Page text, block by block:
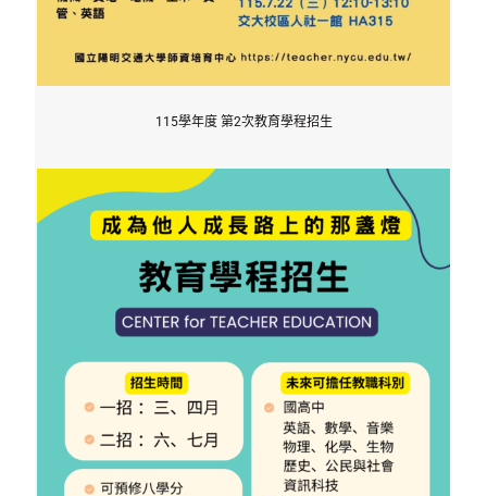
115學年度 第2次教育學程招生